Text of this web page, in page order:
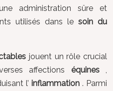
administration sûre et
utilisés dans le soin du
jouent un rôle crucial
affections équines
l’ inflammation . Parmi